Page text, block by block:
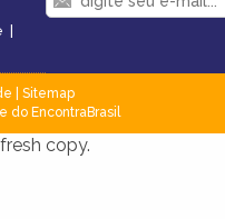
|
Sitemap
do EncontraBrasil
copy.